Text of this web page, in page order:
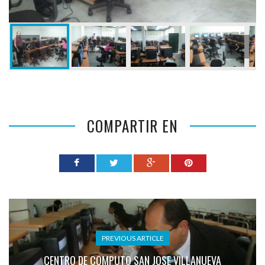
COMPARTIR EN
PREVIOUS ARTICLE
CENTRO DE COMPUTO SAN JOSE VILLANUEVA